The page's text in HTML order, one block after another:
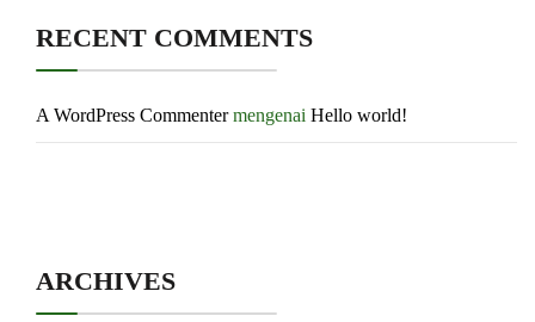
RECENT COMMENTS
A WordPress Commentermengenai Hello world!
ARCHIVES